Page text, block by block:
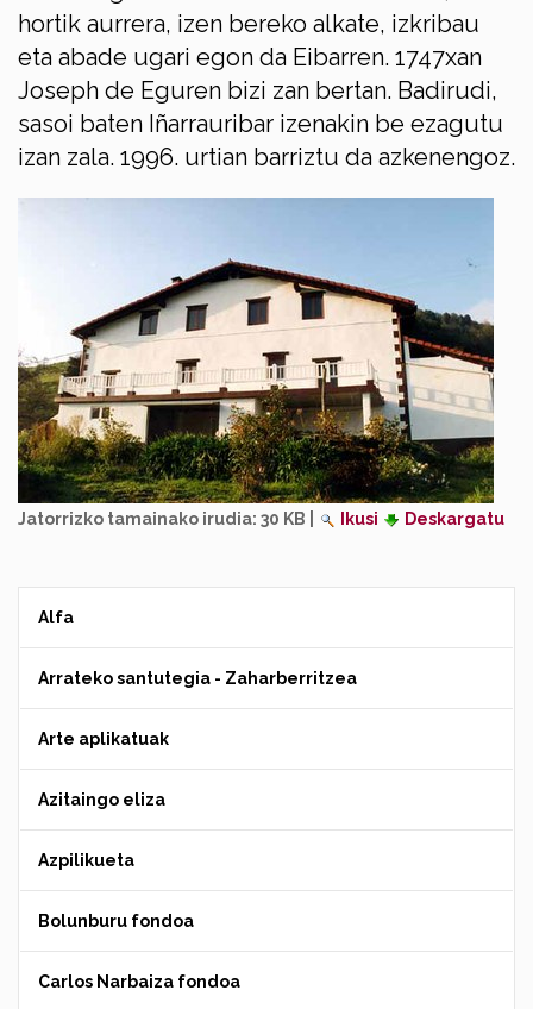
hortik aurrera, izen bereko alkate, izkribau
eta abade ugari egon da Eibarren. 1747xan
Joseph de Eguren bizi zan bertan. Badirudi,
sasoi baten Iñarrauribar izenakin be ezagutu
izan zala. 1996. urtian barriztu da azkenengoz.
Jatorrizko tamainako irudia: 30 KB Ikusi Deskargatu
Alfa
Arrateko santutegia - Zaharberritzea
Arte aplikatuak
Azitaingo eliza
Azpilikueta
Bolunburu fondoa
Carlos Narbaiza fondoa